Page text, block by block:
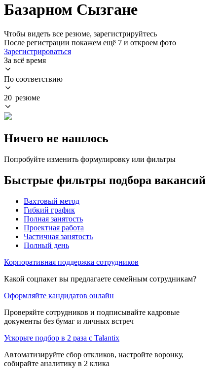
Базарном Сызгане
Чтобы видеть все резюме, зарегистрируйтесь
После регистрации покажем ещё 7 и откроем фото
Зарегистрироваться
За всё время
По соответствию
20 резюме
Ничего не нашлось
Попробуйте изменить формулировку или фильтры
Быстрые фильтры подбора вакансий
Вахтовый метод
Гибкий график
Полная занятость
Проектная работа
Частичная занятость
Полный день
Корпоративная поддержка сотрудников
Какой соцпакет вы предлагаете семейным сотрудникам?
Оформляйте кандидатов онлайн
Проверяйте сотрудников и подписывайте кадровые
документы без бумаг и личных встреч
Ускорьте подбор в 2 раза с Talantix
Автоматизируйте сбор откликов, настройте воронку,
собирайте аналитику в 2 клика